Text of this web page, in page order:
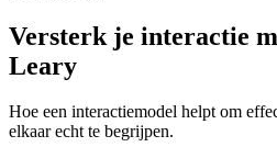
Versterk je interactie
Leary
Hoe een interactiemodel helpt om
elkaar echt te begrijpen.